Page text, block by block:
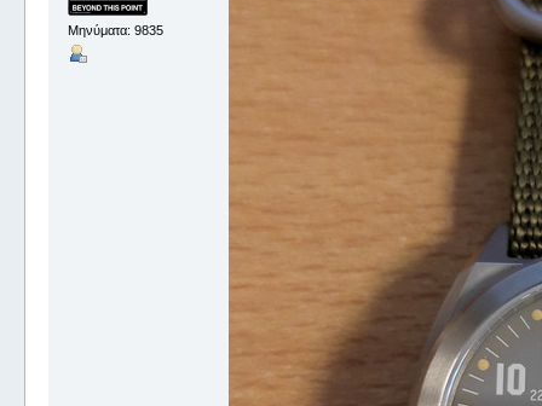
Μηνύματα: 9835